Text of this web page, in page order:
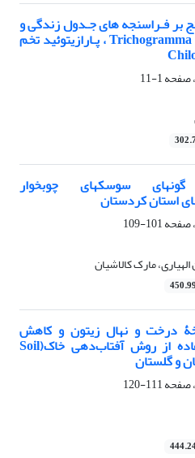
بر فـراسنجه‏ های جـدول زندگی و
رشـد جمعیت زنبـورTrichogramma brassicae ، پـارازیتوئید تخم
1-11
سوسک‏های چوبخوار
101-109
مارک کالاشیان
درخت و نهال زیتون و کاهش
جمعیت عامل بیماری با استفاده از روش آفتاب‌دهی خاک(Soil
111-120